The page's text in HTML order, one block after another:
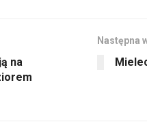
na
Następna